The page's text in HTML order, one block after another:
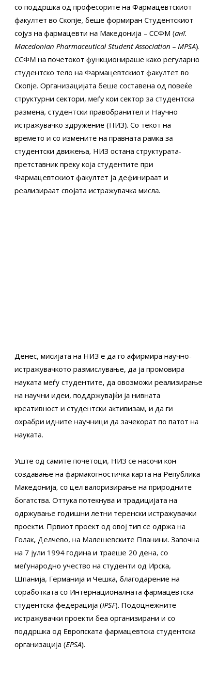
со поддршка од професорите на Фармацевтскиот
факултет во Скопје, беше формиран Студентскиот
сојуз на фармацевти на Македонија – ССФМ (анг.
Macedonian Pharmaceutical Student Association – MPSA).
ССФМ на почетокот функционираше како регуларно
студентско тело на Фармацевтскиот факултет во
Скопје. Организацијата беше составена од повеќе
структурни сектори, меѓу кои сектор за студентска
размена, студентски правобранител и Научно
истражувачко здружение (НИЗ). Со текот на
времето и со измените на правната рамка за
студентски движења, НИЗ остана структурата-
претставник преку која студентите при
Фармацевтскиот факултет ја дефинираат и
реализираат својата истражувачка мисла.
Денес, мисијата на НИЗ е да го афирмира научно-
истражувачкото размислување, да ја промовира
науката меѓу студентите, да овозможи реализирање
на научни идеи, поддржувајќи ја нивната
креативност и студентски активизам, и да ги
охрабри идните научници да зачекорат по патот на
науката.
Уште од самите почетоци, НИЗ се насочи кон
создавање на фармакогностичка карта на Република
Македонија, со цел валоризирање на природните
богатства. Оттука потекнува и традицијата на
одржување годишни летни теренски истражувачки
проекти. Првиот проект од овој тип се одржа на
Голак, Делчево, на Малешевските Планини. Започна
на 7 јули 1994 година и траеше 20 дена, со
меѓународно учество на студенти од Ирска,
Шпанија, Германија и Чешка, благодарение на
соработката со Интернационалната фармацевтска
студентска федерација (IPSF). Подоцнежните
истражувачки проекти беа организирани и со
поддршка од Европската фармацевтска студентска
организација (EPSA).